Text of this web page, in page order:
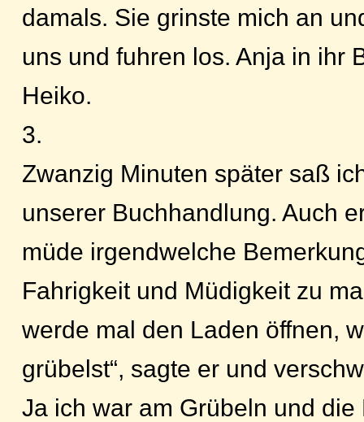
damals. Sie grinste mich an
uns und fuhren los. Anja in ihr
Heiko.
3.
Zwanzig Minuten später saß
unserer Buchhandlung. Auch
müde irgendwelche
Fahrigkeit und Müdigkeit zu
werde mal den Laden öffnen,
grübelst“, sagte er und
Ja ich war am Grübeln und